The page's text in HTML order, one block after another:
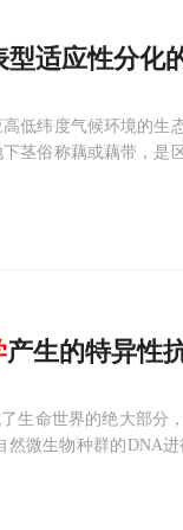
型适应性分化
低纬度气候环境的生
茎俗称藕或藕带，是
产生的特异性
生命世界的绝大部分
微生物种群的DNA